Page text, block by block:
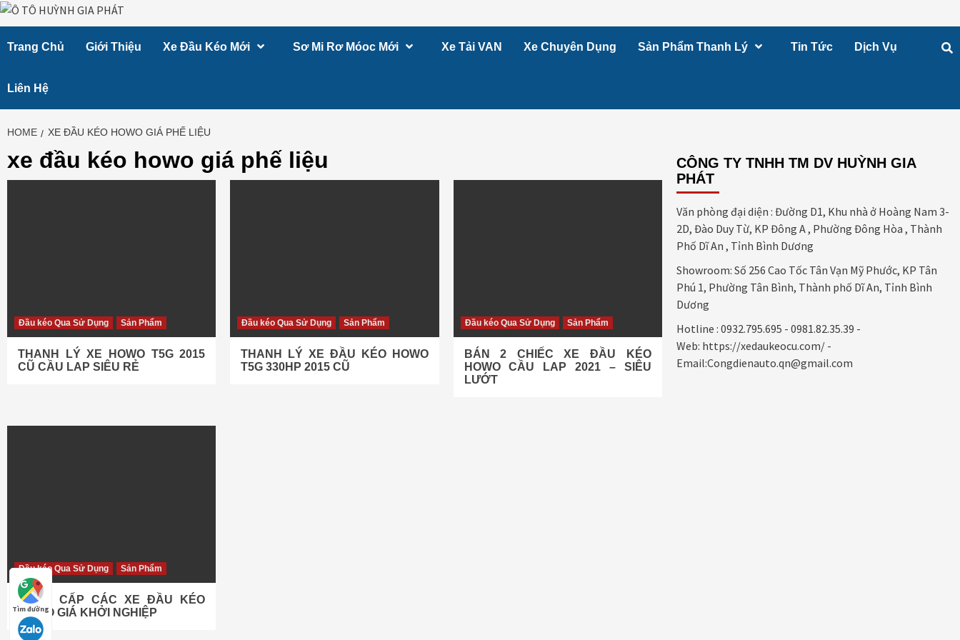
Skip
toTrang Chủ Giới Thiệu Xe Đầu Kéo Mới Sơ Mi Rơ Móoc Mới Xe Tải VAN Xe Chuyên Dụng Sản Phẩm Thanh Lý Tin Tức Dịch Vụ
Liên Hệ
HOME XE ĐẦU KÉO HOWO GIÁ PHẾ LIỆU
xe đầu kéo howo giá phế liệu
Đầu kéo Qua Sử Dụng Sản Phẩm
THANH LÝ XE HOWO T5G 2015
CŨ CẦU LAP SIÊU RẺ
Đầu kéo Qua Sử Dụng Sản Phẩm
THANH LÝ XE ĐẦU KÉO HOWO
T5G 330HP 2015 CŨ
Đầu kéo Qua Sử Dụng Sản Phẩm
BÁN 2 CHIẾC XE ĐẦU KÉO
HOWO CẦU LAP 2021 – SIÊU
LƯỚT
Đầu kéo Qua Sử Dụng Sản Phẩm
CUNG CẤP CÁC XE ĐẦU KÉO
HOWO GIÁ KHỞI NGHIỆP
CÔNG TY TNHH TM DV HUỲNH GIA
PHÁT
Văn phòng đại diện : Đường D1, Khu nhà ở Hoàng Nam 3-
2D, Đào Duy Từ, KP Đông A , Phường Đông Hòa , Thành
Phố Dĩ An , Tỉnh Bình Dương
Showroom: Số 256 Cao Tốc Tân Vạn Mỹ Phước, KP Tân
Phú 1, Phường Tân Bình, Thành phố Dĩ An, Tỉnh Bình
Dương
Hotline : 0932.795.695 - 0981.82.35.39 -
Web: https://xedaukeocu.com/ -
Email:Congdienauto.qn@gmail.com
Tìm đường